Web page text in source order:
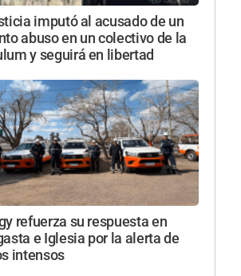
imputó al acusado de un
abuso en un colectivo de la
y seguirá en libertad
refuerza su respuesta en
e Iglesia por la alerta de
intensos